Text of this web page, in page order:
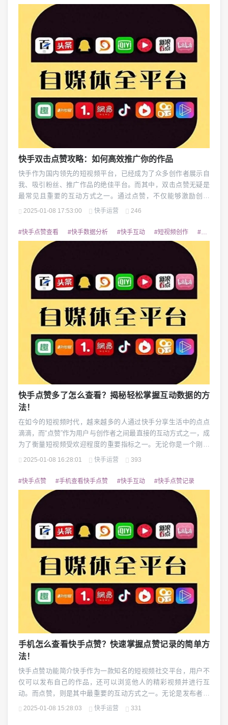
你是一个想要通过快手吸引更多关注的用户，或者是希望与...
快手双击点赞攻略：如何高效推广你的作品
快手作为国内领先的短视频平台，已经成为了众多创作者展示自
我、吸引粉丝、推广作品的绝佳平台。而其中，双击点赞无疑是
最常见且重要的互动方式之一。通过点赞，不仅能够激励创作
者，还能提升视频的曝光度和推荐率，助力作品在平台上获得更
文将为你详解如何通过点赞策略快速提高快手的影响力和粉丝数
量。我们需要了解快手的推荐机制。快手的推荐算法是根据用...
2025-01-08 17:53:00 快手运营 246
#快手点赞查看 #快手数据分析 #快手互动 #短视频创作 #快手运营技巧
快手点赞多了怎么查看？揭秘轻松掌握互动数据的方
法！
在如今的短视频时代，越来越多的人通过快手分享生活中的点点
滴滴，而“点赞”作为用户与创作者之间最直接的互动方式之一，成
为了衡量短视频受欢迎程度的重要指标之一。无论你是一个刚入
门的新手，还是已经拥有一定粉丝基础的创作者，及时了解视频
号的曝光和影响力。当你的快手视频点赞变多了，如何查看这些
点赞信息呢？本文将为你详细解答这个问题，并分享一...
2025-01-08 16:28:01 快手运营 393
#快手点赞 #手机查看快手点赞 #快手互动 #快手点赞记录
手机怎么查看快手点赞？快速掌握点赞记录的简单方
法！
快手点赞功能简介快手作为一款知名的短视频社交平台，用户不
仅可以发布自己的作品，还可以浏览他人的精彩视频并进行互
动。而点赞，则是其中最重要的互动方式之一。无论是发布者还
是观看者，通过点赞能够快速表达喜爱、支持或认可。因此，了
2025-01-08 15:28:03 快手运营 331